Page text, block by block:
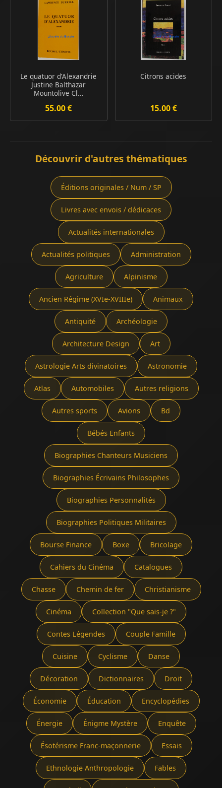
Le quatuor d'Alexandrie
Justine Balthazar
Mountolive Cl...
55.00 €
Citrons acides
15.00 €
Découvrir d'autres thématiques
Éditions originales / Num / SP
Livres avec envois / dédicaces
Actualités internationales
Actualités politiques Administration
Agriculture Alpinisme
Ancien Régime (XVIe-XVIIIe) Animaux
Antiquité Archéologie
Architecture Design Art
Astrologie Arts divinatoires Astronomie
Atlas Automobiles Autres religions
Autres sports Avions Bd
Bébés Enfants
Biographies Chanteurs Musiciens
Biographies Écrivains Philosophes
Biographies Personnalités
Biographies Politiques Militaires
Bourse Finance Boxe Bricolage
Cahiers du Cinéma Catalogues
Chasse Chemin de fer Christianisme
Cinéma Collection "Que sais-je ?"
Contes Légendes Couple Famille
Cuisine Cyclisme Danse
Décoration Dictionnaires Droit
Économie Éducation Encyclopédies
Énergie Énigme Mystère Enquête
Ésotérisme Franc-maçonnerie Essais
Ethnologie Anthropologie Fables